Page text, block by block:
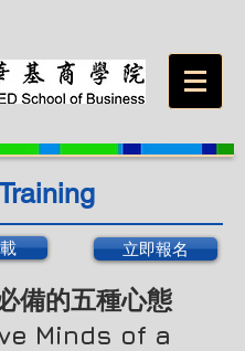
立即報名
備的五種心態
Minds of a